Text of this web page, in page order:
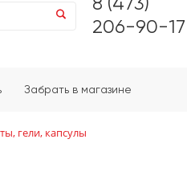
206-90-17
Забрать в магазине
гели, капсулы